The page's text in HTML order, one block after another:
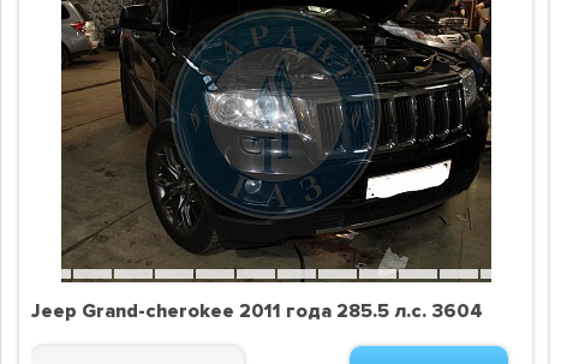
Jeep Grand-cherokee 2011 года 285.5 л.с. 3604